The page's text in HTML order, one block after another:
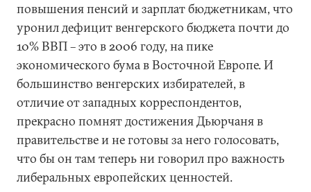
повышения пенсий и зарплат бюджетникам, что
уронил дефицит венгерского бюджета почти до
10% ВВП – это в 2006 году, на пике
экономического бума в Восточной Европе. И
большинство венгерских избирателей, в
отличие от западных корреспондентов,
прекрасно помнят достижения Дьюрчаня в
правительстве и не готовы за него голосовать,
что бы он там теперь ни говорил про важность
либеральных европейских ценностей.